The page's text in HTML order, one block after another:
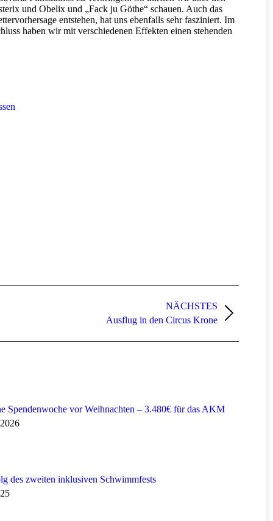
und Obelix und „Fack ju Göthe“ schauen. Auch das
entstehen, hat uns ebenfalls sehr fasziniert. Im
haben wir mit verschiedenen Effekten einen stehenden
NÄCHSTES
Ausflug in den Circus Krone
Spendenwoche vor Weihnachten – 3.480€ für das AKM
des zweiten inklusiven Schwimmfests